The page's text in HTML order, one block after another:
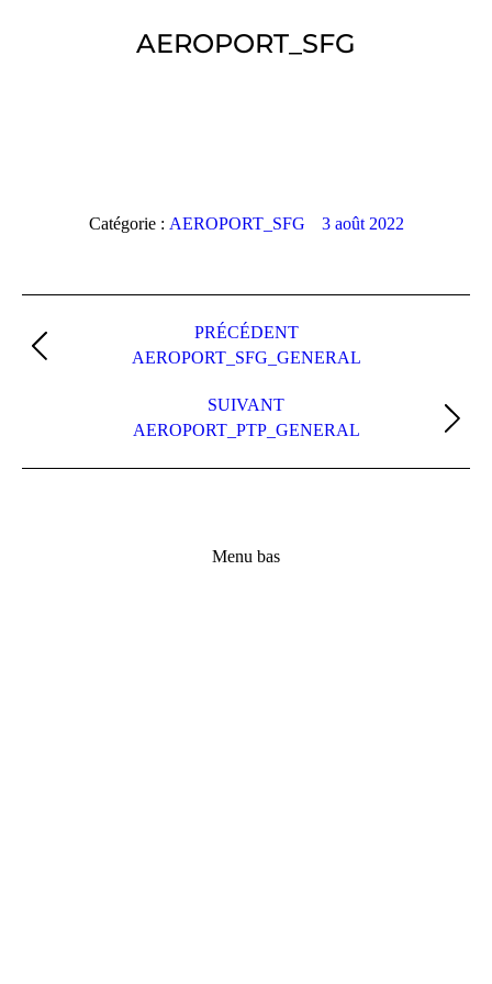
AEROPORT_SFG
Catégorie : AEROPORT_SFG 3 août 2022
album
PRÉCÉDENT
Album
AEROPORT_SFG_GENERAL
SUIVANT
Album
:
AEROPORT_PTP_GENERAL
Menu bas